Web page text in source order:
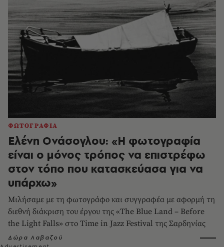
ΦΩΤΟΓΡΑΦΙΑ
Ελένη Ονάσογλου: «Η φωτογραφία
είναι ο μόνος τρόπος να επιστρέφω
στον τόπο που κατασκεύασα για να
υπάρχω»
Μιλήσαμε με τη φωτογράφο και συγγραφέα με αφορμή τη
διεθνή διάκριση του έργου της «The Blue Land – Before
the Light Falls» στο Time in Jazz Festival της Σαρδηνίας
Δώρα Λαβαζού